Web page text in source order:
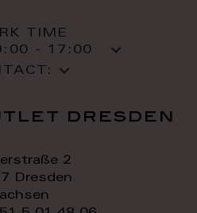
TIME
- 17:00
dresden
2
Dresden